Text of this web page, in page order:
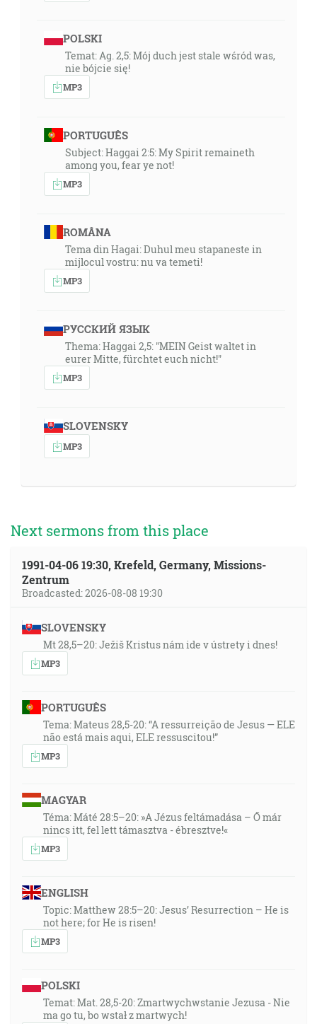
POLSKI
Temat: Ag. 2,5: Mój duch jest stale wśród was,
nie bójcie się!
MP3
PORTUGUÊS
Subject: Haggai 2:5: My Spirit remaineth
among you, fear ye not!
MP3
ROMÂNA
Tema din Hagai: Duhul meu stapaneste in
mijlocul vostru: nu va temeti!
MP3
РУССКИЙ ЯЗЫК
Thema: Haggai 2,5: "MEIN Geist waltet in
eurer Mitte, fürchtet euch nicht!"
MP3
SLOVENSKY
MP3
Next sermons from this place
1991-04-06 19:30, Krefeld, Germany, Missions-
Zentrum
Broadcasted: 2026-08-08 19:30
SLOVENSKY
Mt 28,5–20: Ježiš Kristus nám ide v ústrety i dnes!
MP3
PORTUGUÊS
Tema: Mateus 28,5-20: “A ressurreição de Jesus — ELE
não está mais aqui, ELE ressuscitou!”
MP3
MAGYAR
Téma: Máté 28:5–20: »A Jézus feltámadása – Ő már
nincs itt, fel lett támasztva - ébresztve!«
MP3
ENGLISH
Topic: Matthew 28:5–20: Jesus’ Resurrection – He is
not here; for He is risen!
MP3
POLSKI
Temat: Mat. 28,5-20: Zmartwychwstanie Jezusa - Nie
ma go tu, bo wstał z martwych!